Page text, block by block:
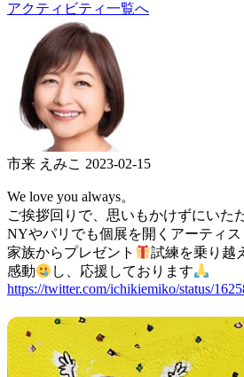
アクティビティ一覧へ
市来 えみこ 2023-02-15
We love you always。
ご挨拶回りで、思いもかけずにいた
NYやパリでも個展を開くアーティ
家族からプレゼント
試練を乗り越
感動
し、応援しております
https://twitter.com/ichikiemiko/status/